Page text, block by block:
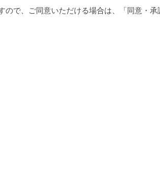
で、ご同意いただける場合は、「同意・